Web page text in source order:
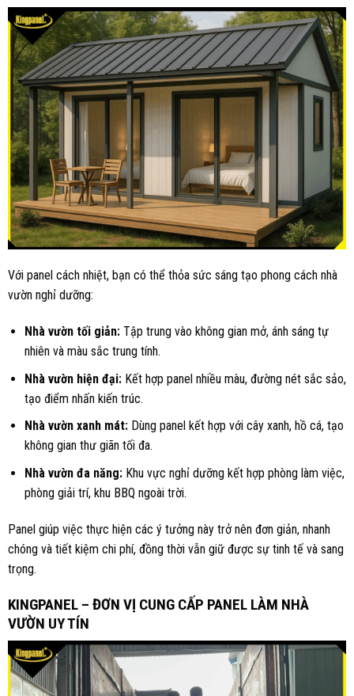
Với panel cách nhiệt, bạn có thể thỏa sức sáng tạo phong cách nhà
vườn nghỉ dưỡng:
Nhà vườn tối giản: Tập trung vào không gian mở, ánh sáng tự
nhiên và màu sắc trung tính.
Nhà vườn hiện đại: Kết hợp panel nhiều màu, đường nét sắc sảo,
tạo điểm nhấn kiến trúc.
Nhà vườn xanh mát: Dùng panel kết hợp với cây xanh, hồ cá, tạo
không gian thư giãn tối đa.
Nhà vườn đa năng: Khu vực nghỉ dưỡng kết hợp phòng làm việc,
phòng giải trí, khu BBQ ngoài trời.
Panel giúp việc thực hiện các ý tưởng này trở nên đơn giản, nhanh
chóng và tiết kiệm chi phí, đồng thời vẫn giữ được sự tinh tế và sang
trọng.
KINGPANEL – ĐƠN VỊ CUNG CẤP PANEL LÀM NHÀ
VƯỜN UY TÍN